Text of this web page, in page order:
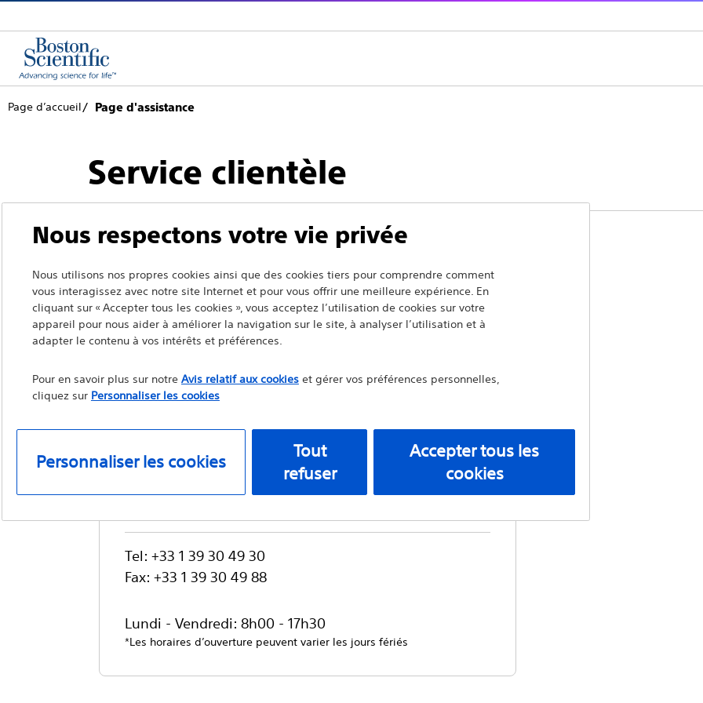
Page d’accueil Page d'assistance
Service clientèle
Retour à la page du produit Supprimer le produit
Starter™ Guidewire
Service clientèle et demandes
Tel: +33 1 39 30 49 30
Fax: +33 1 39 30 49 88
Lundi - Vendredi: 8h00 - 17h30
*Les horaires d’ouverture peuvent varier les jours fériés
Nous respectons votre vie privée
Nous utilisons nos propres cookies ainsi que des cookies tiers pour comprendre comment
vous interagissez avec notre site Internet et pour vous offrir une meilleure expérience. En
cliquant sur « Accepter tous les cookies », vous acceptez l’utilisation de cookies sur votre
appareil pour nous aider à améliorer la navigation sur le site, à analyser l’utilisation et à
adapter le contenu à vos intérêts et préférences.
Pour en savoir plus sur notre Avis relatif aux cookieset gérer vos préférences personnelles,
cliquez sur Personnaliser les cookies
Personnaliser les cookies
Tout
refuser
Accepter tous les
cookies